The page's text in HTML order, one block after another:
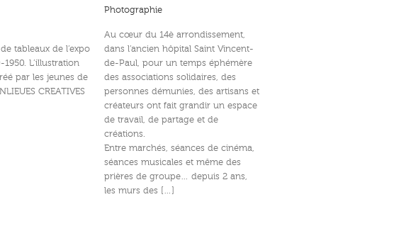
tableaux de l’expo
1950. L’illustration
par les jeunes de
CREATIVES
Photographie
Au cœur du 14è arrondissement,
dans l’ancien hôpital Saint Vincent-
de-Paul, pour un temps éphémère
des associations solidaires, des
personnes démunies, des artisans et
créateurs ont fait grandir un espace
de travail, de partage et de
créations.
Entre marchés, séances de cinéma,
séances musicales et même des
prières de groupe… depuis 2 ans,
les murs des […]